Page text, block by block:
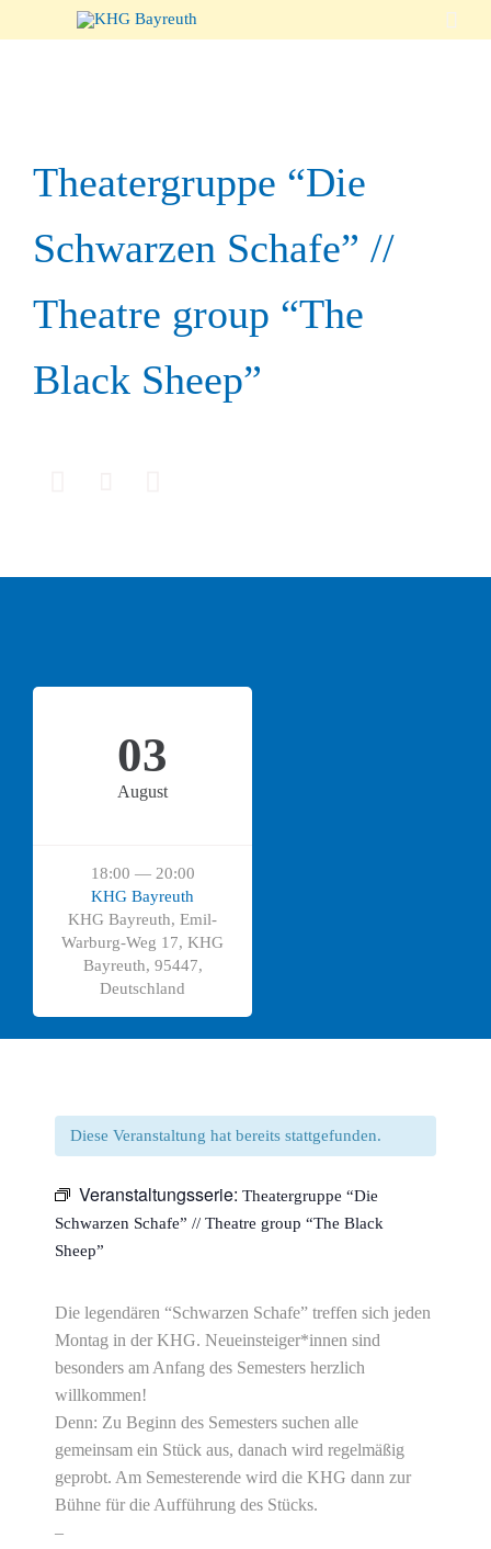

Theatergruppe “Die
Schwarzen Schafe” //
Theatre group “The
Black Sheep”
03
August
18:00 — 20:00
KHG Bayreuth
KHG Bayreuth, Emil-
Warburg-Weg 17, KHG
Bayreuth, 95447,
Deutschland
Diese Veranstaltung hat bereits stattgefunden.
Veranstaltungsserie: Theatergruppe “Die
Schwarzen Schafe” // Theatre group “The Black
Sheep”
Die legendären “Schwarzen Schafe” treffen sich jeden
Montag in der KHG. Neueinsteiger*innen sind
besonders am Anfang des Semesters herzlich
willkommen!
Denn: Zu Beginn des Semesters suchen alle
gemeinsam ein Stück aus, danach wird regelmäßig
geprobt. Am Semesterende wird die KHG dann zur
Bühne für die Aufführung des Stücks.
–